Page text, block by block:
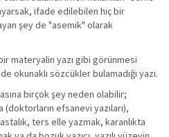
ifade edilebilen hiç bir
şey de "asemik" olarak
materyalin yazı gibi görünmesi
okunaklı sözcükler bulamadığı yazı.
birçok şey neden olabilir;
(doktorların efsanevi yazıları),
ters elle yazmak, karanlıkta